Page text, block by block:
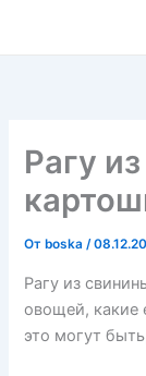
Рагу
От boska/
Рагу из
овощей, какие
это могут